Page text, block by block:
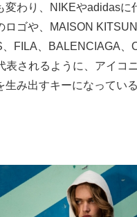
変わり、NIKEやadidasに
ロゴや、MAISON
FILA、BALENCIAGA、
表されるように、アイコ
生み出すキーになってい